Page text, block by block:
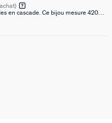
en cascade. Ce bijou mesure 420
mm